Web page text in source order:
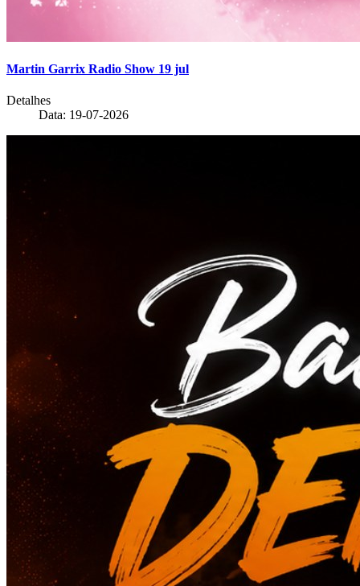
Martin Garrix Radio Show 19 jul
Detalhes
Data: 19-07-2026